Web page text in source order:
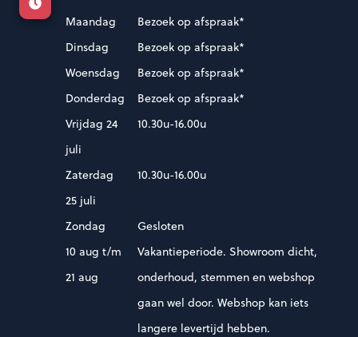
Maandag
Bezoek op afspraak*
Dinsdag
Bezoek op afspraak*
Woensdag
Bezoek op afspraak*
Donderdag
Bezoek op afspraak*
Vrijdag 24
juli
10.30u-16.00u
Zaterdag
25 juli
10.30u-16.00u
Zondag
Gesloten
10 aug t/m
21 aug
Vakantieperiode. Showroom dicht,
onderhoud, stemmen en webshop
gaan wel door. Webshop kan iets
langere levertijd hebben.